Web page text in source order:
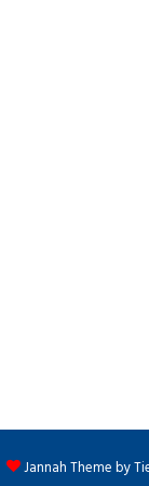
Jannah Theme by